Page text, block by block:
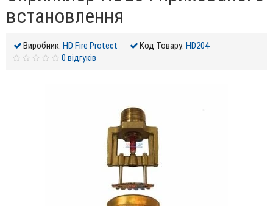
встановлення
Виробник: HD Fire Protect Код Товару: HD204
0 відгуків